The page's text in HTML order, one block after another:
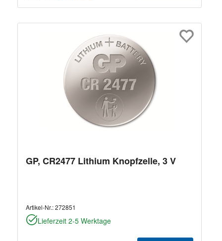
GP, CR2477 Lithium Knopfzelle, 3 V
Artikel-Nr.:272851
Lieferzeit 2-5 Werktage